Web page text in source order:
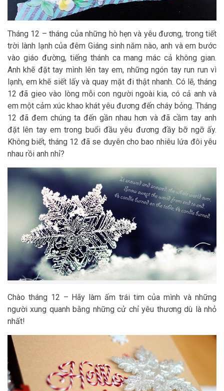
Tháng 12 – tháng của những hò hẹn và yêu đương, trong tiết
trời lành lạnh của đêm Giáng sinh năm nào, anh và em bước
vào giáo đường, tiếng thánh ca mang mác cả không gian.
Anh khẽ đặt tay mình lên tay em, những ngón tay run run vì
lạnh, em khẽ siết lấy và quay mặt đi thật nhanh. Có lẽ, tháng
12 đã gieo vào lòng mỗi con người ngoài kia, có cả anh và
em một cảm xúc khao khát yêu đương đến cháy bỏng. Tháng
12 đã đem chúng ta đến gần nhau hơn và đã cầm tay anh
đặt lên tay em trong buổi đầu yêu đương đầy bỡ ngỡ ấy.
Không biết, tháng 12 đã se duyên cho bao nhiêu lứa đôi yêu
nhau rồi anh nhỉ?
Chào tháng 12 – Hãy làm ấm trái tim của mình và những
người xung quanh bằng những cử chỉ yêu thương dù là nhỏ
nhất!